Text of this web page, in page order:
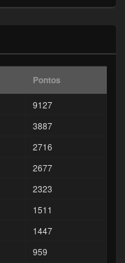
Pontos
9127
3887
2716
2677
2323
1511
1447
959